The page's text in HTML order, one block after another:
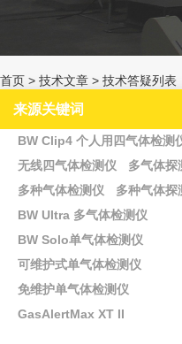
首页 > 技术文章 > 技术答疑列表
来源关键词
BW Clip4 个人用四气体检测
无线四气体检测仪
多气体探
多种气体检测仪
多种气体探
BW Ultra 多气体检测仪
BW Solo单气体检测仪
可维护式单气体检测仪
免维护单气体检测仪
GasAlertMax XT II